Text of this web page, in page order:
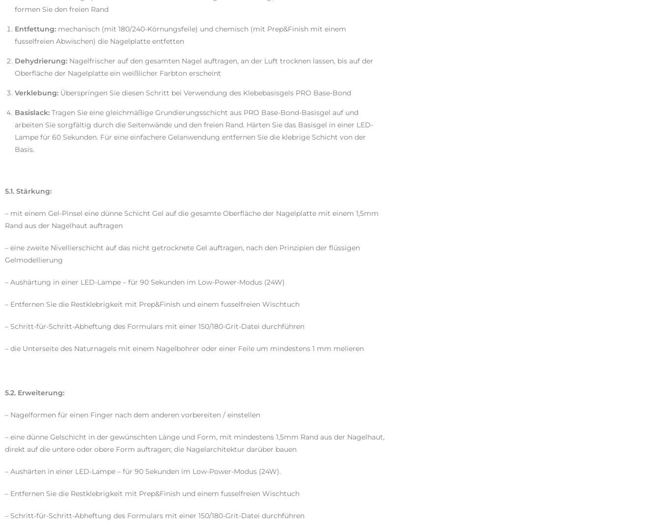
formen Sie den freien Rand
Entfettung: mechanisch (mit 180/240-Körnungsfeile) und chemisch (mit Prep&Finish mit einem
fusselfreien Abwischen) die Nagelplatte entfetten
Dehydrierung: Nagelfrischer auf den gesamten Nagel auftragen, an der Luft trocknen lassen, bis auf der
Oberfläche der Nagelplatte ein weißlicher Farbton erscheint
Verklebung: Überspringen Sie diesen Schritt bei Verwendung des Klebebasisgels PRO Base-Bond
Basislack: Tragen Sie eine gleichmäßige Grundierungsschicht aus PRO Base-Bond-Basisgel auf und
arbeiten Sie sorgfältig durch die Seitenwände und den freien Rand. Härten Sie das Basisgel in einer LED-
Lampe für 60 Sekunden. Für eine einfachere Gelanwendung entfernen Sie die klebrige Schicht von der
Basis.
5.1. Stärkung:
– mit einem Gel-Pinsel eine dünne Schicht Gel auf die gesamte Oberfläche der Nagelplatte mit einem 1,5mm
Rand aus der Nagelhaut auftragen
– eine zweite Nivellierschicht auf das nicht getrocknete Gel auftragen, nach den Prinzipien der flüssigen
Gelmodellierung
– Aushärtung in einer LED-Lampe – für 90 Sekunden im Low-Power-Modus (24W)
– Entfernen Sie die Restklebrigkeit mit Prep&Finish und einem fusselfreien Wischtuch
– Schritt-für-Schritt-Abheftung des Formulars mit einer 150/180-Grit-Datei durchführen
– die Unterseite des Naturnagels mit einem Nagelbohrer oder einer Feile um mindestens 1 mm melieren
5.2. Erweiterung:
– Nagelformen für einen Finger nach dem anderen vorbereiten / einstellen
– eine dünne Gelschicht in der gewünschten Länge und Form, mit mindestens 1,5mm Rand aus der Nagelhaut,
direkt auf die untere oder obere Form auftragen; die Nagelarchitektur darüber bauen
– Aushärten in einer LED-Lampe – für 90 Sekunden im Low-Power-Modus (24W).
– Entfernen Sie die Restklebrigkeit mit Prep&Finish und einem fusselfreien Wischtuch
– Schritt-für-Schritt-Abheftung des Formulars mit einer 150/180-Grit-Datei durchführen